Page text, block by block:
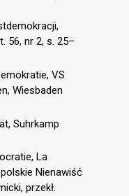
56, nr 2, s. 25–
VS
Wiesbaden
Suhrkamp
La
Nienawiść
przekł.